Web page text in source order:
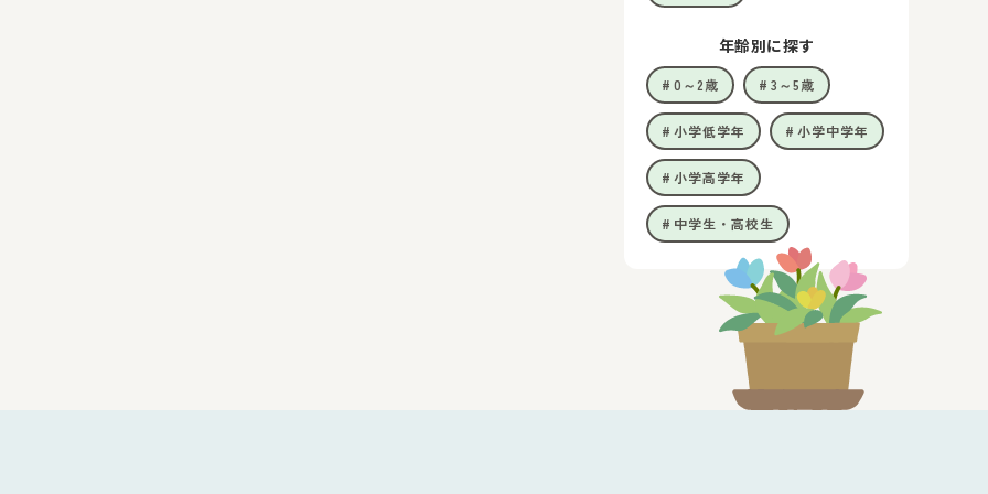
年齢別に探す
0～2歳 3～5歳
小学低学年 小学中学年
小学高学年
中学生・高校生